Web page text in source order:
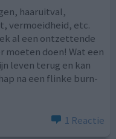
haaruitval,
vermoeidheid, etc.
al een ontzettende
moeten doen! Wat een
leven terug en kan
na een flinke burn-
1 Reactie